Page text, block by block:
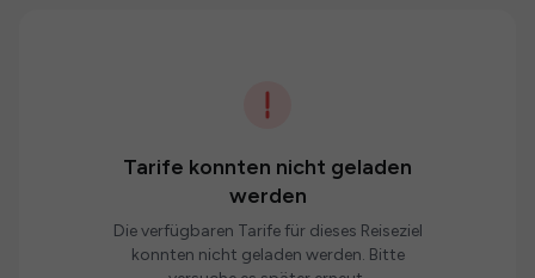
Tarife konnten nicht geladen
werden
Die verfügbaren Tarife für dieses Reiseziel
konnten nicht geladen werden. Bitte